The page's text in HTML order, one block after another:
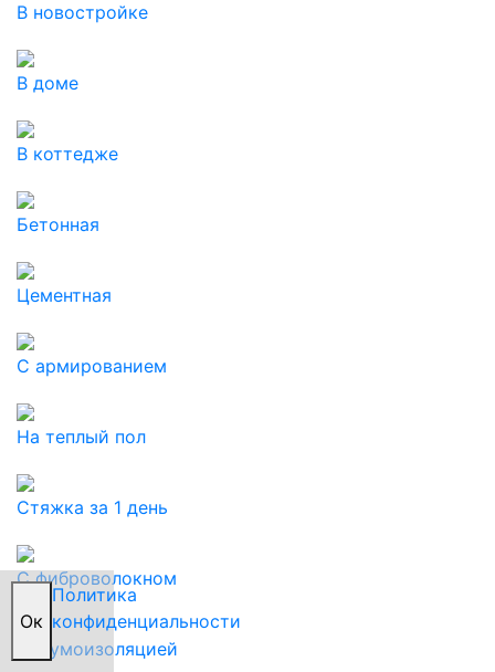
В новостройке
В доме
В коттедже
Бетонная
Цементная
С армированием
На теплый пол
Стяжка за 1 день
С фиброволокном
С шумоизоляцией
Oк
Политика
конфиденциальности